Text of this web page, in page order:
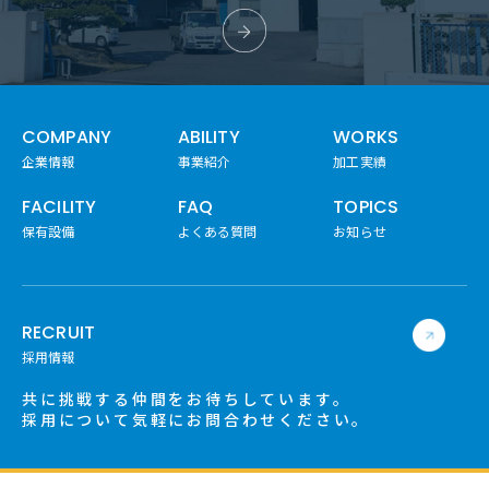
COMPANY
企業情報
ABILITY
事業紹介
WORKS
加工実績
FACILITY
保有設備
FAQ
よくある質問
TOPICS
お知らせ
RECRUIT
採用情報
共に挑戦する仲間をお待ちしています。
採用について気軽にお問合わせください。